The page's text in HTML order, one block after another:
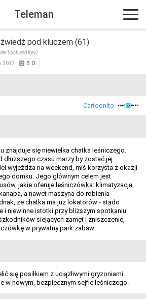
Teleman
pod kluczem (61)
Lock and Key)
2017
B.O.
Cartoonito
znajduje się niewielka chatka leśniczego.
dłuższego czasu marzy by zostać jej
wyjeżdża na weekend, miś korzysta z okazji
domku. Jego głównym celem jest
jakie oferuje leśniczówka: klimatyzacja,
a nawet maszyna do robienia
że chatka ma już lokatorów - stado
i niewinne istotki przy bliższym spotkaniu
siejących zamęt i zniszczenie,
w prywatny park zabaw.
się posiłkiem z uciążliwymi gryzoniami.
w nowym, bezpiecznym sejfie leśniczego.